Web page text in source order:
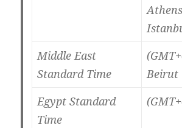
Middle East
Standard Time
Beirut
Egypt Standard
Time